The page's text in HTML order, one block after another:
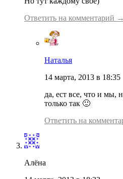
Ответить на комментарий →
Наталья
14 марта, 2013 в 18:35
да, ест все, что и мы,
только так 🙂
Ответить на
Алёна